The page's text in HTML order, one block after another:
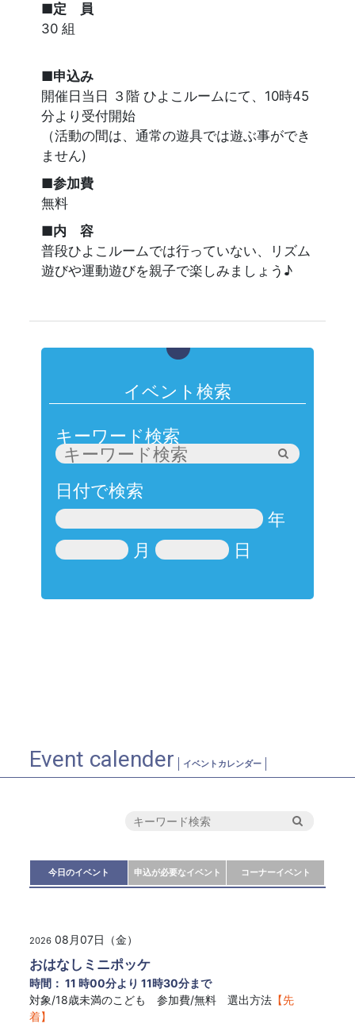
■定 員
30 組
■申込み
開催日当日 ３階 ひよこルームにて、10時45
分より受付開始
（活動の間は、通常の遊具では遊ぶ事ができ
ません)
■参加費
無料
■内 容
普段ひよこルームでは行っていない、リズム
遊びや運動遊びを親子で楽しみましょう♪
イベント検索
キーワード検索
日付で検索
年
月
日
Event calender イベントカレンダー
今日のイベント 申込が必要なイベント コーナーイベント
2026 08月07日（金）
おはなしミニポッケ
時間： 11 時00分より 11時30分まで
対象/18歳未満のこども 参加費/無料 選出方法 【先
着】